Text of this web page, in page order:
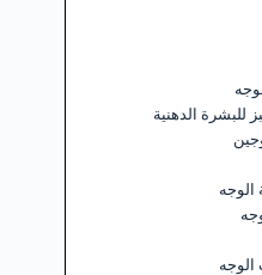
الدهنية
الوجه
الوجه